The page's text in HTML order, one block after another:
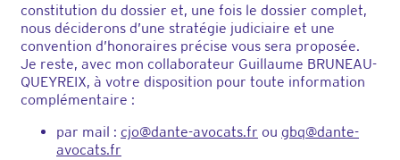
constitution du dossier et, une fois le dossier complet,
nous déciderons d’une stratégie judiciaire et une
convention d’honoraires précise vous sera proposée.
Je reste, avec mon collaborateur Guillaume BRUNEAU-
QUEYREIX, à votre disposition pour toute information
complémentaire :
par mail : cjo@dante-avocats.fr ou gbq@dante-
avocats.fr